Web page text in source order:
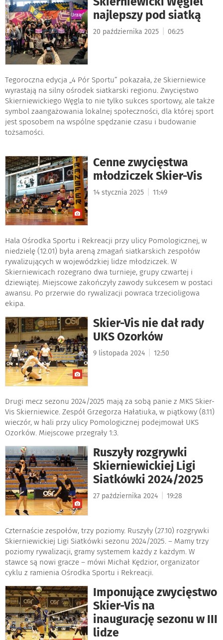
najlepszy pod siatką
20 października 2025 06:25
Tegoroczna edycja „4 Pór Sportu” pokazała, że Skierniewice
wyrastają na silny ośrodek siatkarski regionu. Zwycięstwo
Skierniewickiego Węgla to nie tylko sukces sportowy, ale także
symbol zaangażowania lokalnej społeczności, dla której sport
jest sposobem na wspólne spędzanie czasu i budowanie
tożsamości.
Cenne zwycięstwa
młodziczek Skier-Vis
14 stycznia 2025 11:49
Hala Ośrodka Sportu i Rekreacji przy ulicy Pomologicznej, w
niedzielę (12.01) była areną zmagań siatkarskich zespołów
rywalizujących w wojewódzkiej lidze młodziczek. W
Skierniewicach rozegrano dwa turnieje, grupy czwartej i
dziewiątej. Miejscowe zakończyły zawody sukcesem w postaci
awansu. Po przerwie do rywalizacji powraca trzecioligowa
ekipa.
Skier-Vis nie dał rady
UKS Ozorków
9 listopada 2024 12:50
Drugi mecz sezonu 2024/2025 mają za sobą panie z MKS Skier-
Vis Skierniewice. Zespół Grzegorza Hałatiuka, w piątkowy (8.11)
wieczór, w hali przy ulicy Pomologicznej podejmował UKS
Ozorków. Miejscowe przegrały 1:3.
Ruszyły rozgrywki
Skierniewickiej Ligi
Siatkówki 2024/2025
27 października 2024 19:28
Czternaście zespołów, trzy poziomy. Ruszyły (27.10) rozgrywki
Skierniewickiej Ligi Siatkówki sezonu 2024/2025. – Mamy trzy
poziomy rywalizacji, gramy systemem każdy z każdym. W
stawce są nowi gracze – mówi Michał Kędzior, organizator
cyklu z ramienia Ośrodka Sportu i Rekreacji.
Imponujące zwycięstwo
Skier-Vis na
inaugurację sezonu w III
lidze